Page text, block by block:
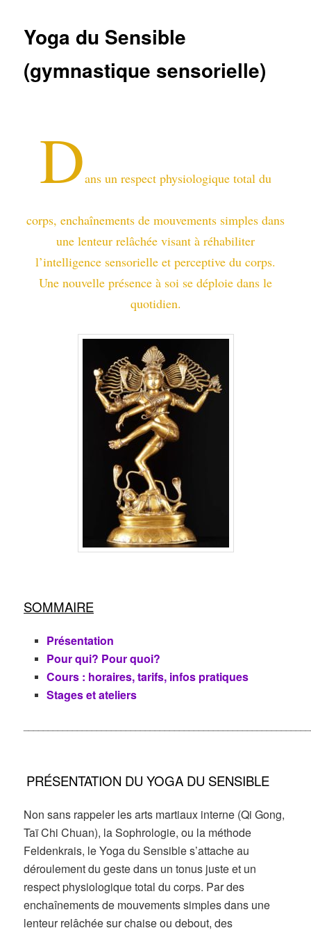
Yoga du Sensible
(gymnastique sensorielle)
Dans un respect physiologique total du
corps, enchaînements de mouvements simples dans
une lenteur relâchée visant à réhabiliter
l’intelligence sensorielle et perceptive du corps.
Une nouvelle présence à soi se déploie dans le
quotidien.
SOMMAIRE
Présentation
Pour qui? Pour quoi?
Cours : horaires, tarifs, infos pratiques
Stages et ateliers
PRÉSENTATION DU YOGA DU SENSIBLE
Non sans rappeler les arts martiaux interne (Qi Gong,
Taï Chi Chuan), la Sophrologie, ou la méthode
Feldenkrais, le Yoga du Sensible s’attache au
déroulement du geste dans un tonus juste et un
respect physiologique total du corps. Par des
enchaînements de mouvements simples dans une
lenteur relâchée sur chaise ou debout, des